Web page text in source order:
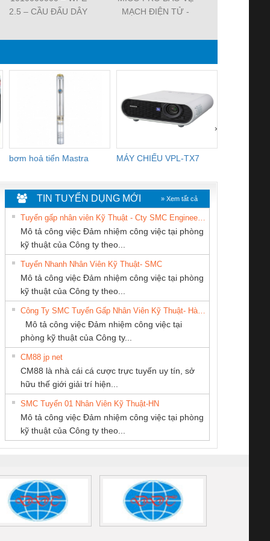
2.5 – CẦU ĐẤU DÂY
WEIDMULLER-
MẠCH ĐIỆN TỬ -
MICO PRO
CIRCUIT
CHANNELS
bơm hoả tiển Mastra MÁY CHIẾU VPL-TX7
›
Le An Toàn
Contact
– PSR-
SCP-
FSP/2X1/1X2
sát chuỗi
tấm pin
16I+
(2502520000)
Bộ giám sát chuỗi
tấm pin
TRANSCLINIC 16I+
1K5 L (2433950000)
Bộ giám sát dòng
TRANSCLINIC 16I+
(2008130000)
Bộ chỉnh lưu nguồn
điện TRANSCLINIC
BKE 1K5.4
(7791400879)2. Giá
Nẹp nhôm chống
trơn Đà Nẵng
Tan Dong Cang
company LTD
CÔNG TY TNHH
KINH DOANH
DỊCH VỤ XNK
PHƯƠNG NAM
CÔNG TY CP TỰ
HƯNG
CÔNG TY CỔ
PHẦN DÂY VÀ
CÁP ĐIỆN
THƯỢNG ĐÌNH
Thương Mại SX
Ba Miền
THƯƠNG MẠI
GIA HƯNG PHÁT
TIN TUYỂN DỤNG MỚI » Xem tất cả
Mô tả công việc Đảm nhiệm công việc tại phòng
kỹ thuật của Công ty theo...
Tuyển Nhanh Nhân Viên Kỹ Thuật- SMC
Mô tả công việc Đảm nhiệm công việc tại phòng
kỹ thuật của Công ty theo...
Mô tả công việc Đảm nhiệm công việc tại
phòng kỹ thuật của Công ty...
CM88 jp net
CM88 là nhà cái cá cược trực tuyến uy tín, sở
hữu thế giới giải trí hiện...
SMC Tuyển 01 Nhân Viên Kỹ Thuật-HN
Mô tả công việc Đảm nhiệm công việc tại phòng
kỹ thuật của Công ty theo...